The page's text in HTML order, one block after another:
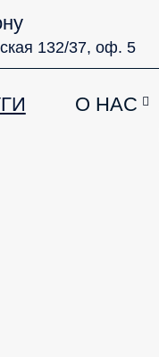
132/37, оф. 5
О НАС